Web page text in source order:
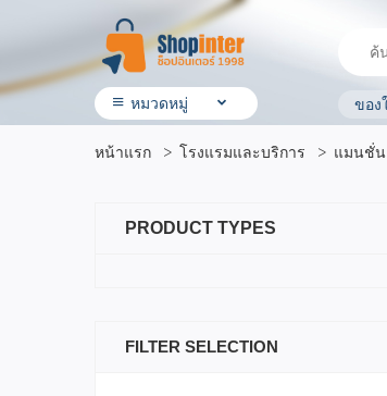
หมวดหมู่
• โรงแรมและบริการ
• ผลิตภัณฑ์ทางการเกษตร
• สุขภาพและความงาม
ของ
หน้าแรก โรงแรมและบริการ แมนชั่น
PRODUCT TYPES
FILTER SELECTION